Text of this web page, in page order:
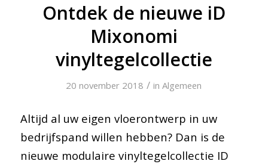
Ontdek de nieuwe iD
Mixonomi
vinyltegelcollectie
20 november 2018 / inAlgemeen
Altijd al uw eigen vloerontwerp in uw
bedrijfspand willen hebben? Dan is de
nieuwe modulaire vinyltegelcollectie ID